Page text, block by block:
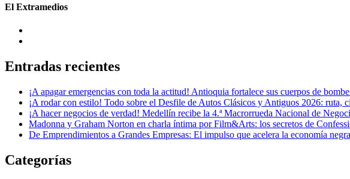
El Extramedios
Entradas recientes
¡A apagar emergencias con toda la actitud! Antioquia fortalece sus cuerpos de
¡A rodar con estilo! Todo sobre el Desfile de Autos Clásicos y Antiguos 2026: ruta,
¡A hacer negocios de verdad! Medellín recibe la 4.ª Macrorrueda Nacional de
Madonna y Graham Norton en charla íntima por Film&Arts: los secretos de
De Emprendimientos a Grandes Empresas: El impulso que acelera la economía
Categorías